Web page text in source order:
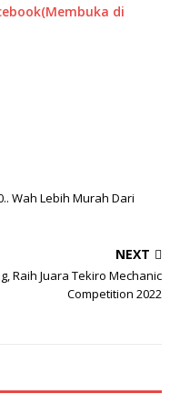
di
Wah Lebih Murah Dari
NEXT
Raih Juara Tekiro Mechanic
Competition 2022